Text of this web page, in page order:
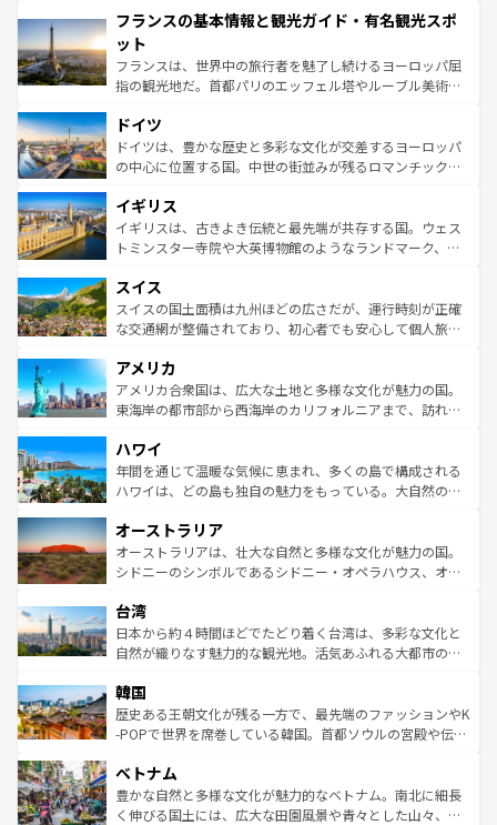
ませてくれるイタリアで、忘れられない旅をしてみよう！
なお、新着のイタリア情報は
しい。
文化が根付くこの国では、情熱的なフラメンコ、熱気あふ
れる闘牛、そして美味しいタパスが生活の一部となってい
る。首都マドリードの洗練された雰囲気や、バルセロナの
アートに溢れた街角から、地方では古代ローマ遺跡や中世
せる。地方によって風土や気候が異なるスペインはその個
性で訪れる人を魅了する。 なお、新着のスペイン情報は コ
ンテンツ一覧を参照してほしい。
フランスの基本情報と観光ガイド・有名観光スポ
ット
フランスは、世界中の旅行者を魅了し続けるヨーロッパ屈
指の観光地だ。首都パリのエッフェル塔やルーブル美術館
で、幅広い魅力が詰まっている。華麗な宮殿、歴史的な大
聖堂、美しいビーチ、そして豊かな自然が、訪れる者を心
から魅了する。また、フランスは美食の国としても知ら
いる。シャンパンの発祥地であるランス、プロヴァンスの
香り高いラベンダー畑など、多彩な楽しみ方が可能だ。さ
らに、パリ以外の地域にも魅力が溢れており、どの街角に
れる地方に足を運ぶとそれぞれで全く異なる文化を体験で
きるだろう。 なお、新着のフランス情報はコンテンツ一覧
を参照してほしい。
ドイツ
ドイツは、豊かな歴史と多彩な文化が交差するヨーロッパ
の中心に位置する国。中世の街並みが残るロマンチック街
顔を持つこの国は、どこを歩いても飽きることがない。ベ
ルリンの文化的活気、バイエルン州のアルプスの絶景、そ
してライン川沿いのワイン畑といった風景は必見。ビール
は、お酒好きな人にはぜひ体験してほしい。 なお、新着の
ドイツ情報はコンテンツ一覧を参照してほしい。
イギリス
イギリスは、古きよき伝統と最先端が共存する国。ウェス
トミンスター寺院や大英博物館のようなランドマーク、歴
リアごとに異なる魅力がある。また、優雅なアフタヌーン
ティー、ビール好きにはたまらない英国パブ、サッカー観
戦など、本場だからこそできる体験も豊富。イギリスを旅
ンツ一覧を参照してほしい。
スイス
スイスの国土面積は九州ほどの広さだが、運行時刻が正確
な交通網が整備されており、初心者でも安心して個人旅行
の建物がそのまま残る町や、スイスならではのユニークな
博物館もあり、アルプス観光だけでなく町歩きも満喫する
ことができる。国民の所得が高いため物価も高いが、旅行
ば市内交通費無料で観光を楽しむこともできる。 なお、新
着のスイス情報はコンテンツ一覧 を参照してほしい。
アメリカ
アメリカ合衆国は、広大な土地と多様な文化が魅力の国。
東海岸の都市部から西海岸のカリフォルニアまで、訪れる
のような巨大都市は、観光、ショッピング、エンターテイ
ンメントが詰まった刺激的なスポットだ。一方、アメリカ
西部には大自然が広がり、グランドキャニオンやイエロー
部のニューオーリンズでは、音楽と美食が融合した独特の
文化が魅力。旅行者はアメリカの各地域で異なる魅力を楽
しみながら、その多様性と豊かな歴史を感じることができ
ならではの贅沢な旅のスタイルだ。 なお、新着のアメリカ
情報はコンテンツ一覧を参照してほしい。
ハワイ
年間を通じて温暖な気候に恵まれ、多くの島で構成される
ハワイは、どの島も独自の魅力をもっている。大自然の神
ワイ島は見逃せない。また、定番の観光地といえばオアフ
島だが、静かな自然を求めるならマウイ島やカウアイ島が
おすすめ。エメラルドグリーンに輝く海をはじめ、豊かな
れるおもてなしの心で訪れる人々を迎えてくれるハワイの
人々、おいしいローカルフードやハワイアンミュージッ
ク、伝統的なフラダンスなど、すべてがハワイの魅力を彩
ワイを、存分に味わってほしい。 なお、新着のハワイ情報
はコンテンツ一覧を参照してほしい。
オーストラリア
オーストラリアは、壮大な自然と多様な文化が魅力の国。
シドニーのシンボルであるシドニー・オペラハウス、オー
リアリーフや大陸中央部にそびえるウルル（エアーズロッ
ク）、タスマニアの美しい原生林やケアンズの熱帯雨林な
ど、見どころがたくさん。また、カフェやワイン、オージ
いる。アクティビティも充実しており、サーフィンやダイ
ビング、ハイキングなど、アウトドア好きにはたまらな
い。オーストラリアの多彩な魅力を存分に味わいつくそ
参照してほしい。
台湾
日本から約４時間ほどでたどり着く台湾は、多彩な文化と
自然が織りなす魅力的な観光地。活気あふれる大都市の台
ン）、静ひつな山岳地帯である台湾東部など、都市の喧騒
と山間の静けさが共存しており、訪れる人に新しい発見と
驚きをもたらしてくれる。また、奥深い台湾の食文化も魅
容にもいいと評判のスイーツなど、バラエティ豊かな料理
が味わえる。 なお、新着の台湾情報は コンテンツ一覧を参
照してほしい。
韓国
歴史ある王朝文化が残る一方で、最先端のファッションやK
-POPで世界を席巻している韓国。首都ソウルの宮殿や伝統
き、地方に足を延ばせば四季折々の自然美を楽しむことが
できる。そして、キムチや焼肉、絶品のストリートフード
まで、さまざまな韓国料理が待っている。夜には、韓国な
ベトナム
豊かな自然と多様な文化が魅力的なベトナム。南北に細長
く伸びる国土には、広大な田園風景や青々とした山々、世